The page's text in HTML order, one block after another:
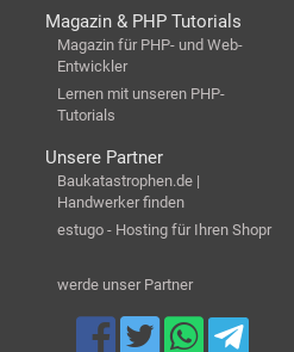
Magazin & PHP Tutorials
Magazin für PHP- und Web-
Entwickler
Lernen mit unseren PHP-
Tutorials
Unsere Partner
Baukatastrophen.de |
Handwerker finden
estugo - Hosting für Ihren Shopr
werde unser Partner